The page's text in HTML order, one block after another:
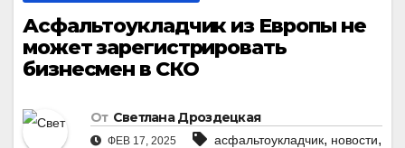
Асфальтоукладчик из Европы не
может зарегистрировать
бизнесмен в СКО
От Светлана Дроздецкая
ФЕВ 17, 2025 асфальтоукладчик, новости,